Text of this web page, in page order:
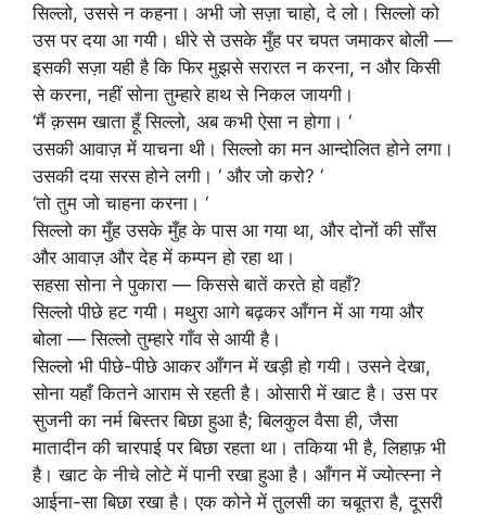
सिल्लो, उससे न कहना। अभी जो सज़ा चाहो, दे लो। सिल्लो को
उस पर दया आ गयी। धीरे से उसके मुँह पर चपत जमाकर बोली —
इसकी सज़ा यही है कि फिर मुझसे सरारत न करना, न और किसी
से करना, नहीं सोना तुम्हारे हाथ से निकल जायगी।
‘मैं क़सम खाता हूँ सिल्लो, अब कभी ऐसा न होगा। ‘
उसकी आवाज़ में याचना थी। सिल्लो का मन आन्दोलित होने लगा।
उसकी दया सरस होने लगी। ‘ और जो करो? ‘
‘तो तुम जो चाहना करना। ‘
सिल्लो का मुँह उसके मुँह के पास आ गया था, और दोनों की साँस
और आवाज़ और देह में कम्पन हो रहा था।
सहसा सोना ने पुकारा — किससे बातें करते हो वहाँ?
सिल्लो पीछे हट गयी। मथुरा आगे बढ़कर आँगन में आ गया और
बोला — सिल्लो तुम्हारे गाँव से आयी है।
सिल्लो भी पीछे-पीछे आकर आँगन में खड़ी हो गयी। उसने देखा,
सोना यहाँ कितने आराम से रहती है। ओसारी में खाट है। उस पर
सुजनी का नर्म बिस्तर बिछा हुआ है; बिलकुल वैसा ही, जैसा
मातादीन की चारपाई पर बिछा रहता था। तकिया भी है, लिहाफ़ भी
है। खाट के नीचे लोटे में पानी रखा हुआ है। आँगन में ज्योत्स्ना ने
आईना-सा बिछा रखा है। एक कोने में तुलसी का चबूतरा है, दूसरी